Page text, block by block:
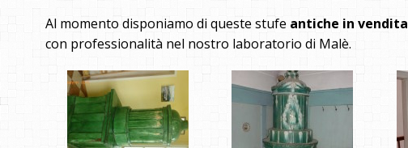
Al momento disponiamo di queste stufe antiche in vendita
con professionalità nel nostro laboratorio di Malè.